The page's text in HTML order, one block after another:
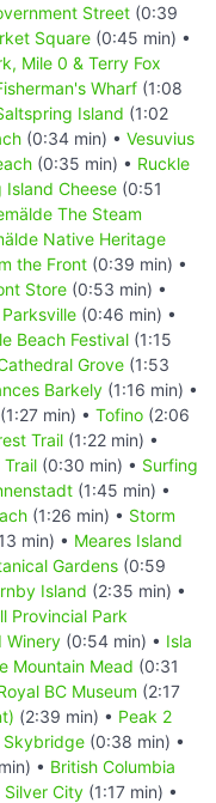
Street (0:39
Square (0:45 min) •
Mile 0 & Terry Fox
Wharf (1:08
Island (1:02
(0:34 min) • Vesuvius
(0:35 min) • Ruckle
Island Cheese (0:51
The Steam
Native Heritage
the Front (0:39 min) •
Store (0:53 min) •
Parksville (0:46 min) •
Beach Festival (1:15
Grove (1:53
Barkely (1:16 min) •
(1:27 min) • Tofino (2:06
Trail (1:22 min) •
(0:30 min) • Surfing
(1:45 min) •
(1:26 min) • Storm
min) • Meares Island
Gardens (0:59
Island (2:35 min) •
Provincial Park
Winery (0:54 min) • Isla
Mountain Mead (0:31
BC Museum (2:17
(2:39 min) • Peak 2
Skybridge (0:38 min) •
• British Columbia
Silver City (1:17 min) •